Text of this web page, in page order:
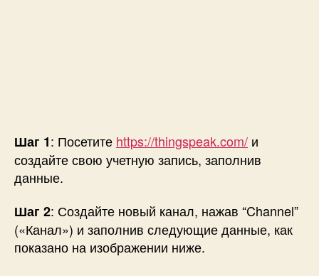
Шаг 1: Посетите https://thingspeak.com/ и
создайте свою учетную запись, заполнив
данные.
Шаг 2: Создайте новый канал, нажав “Channel”
(«Канал») и заполнив следующие данные, как
показано на изображении ниже.